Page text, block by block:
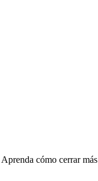
cómo cerrar más